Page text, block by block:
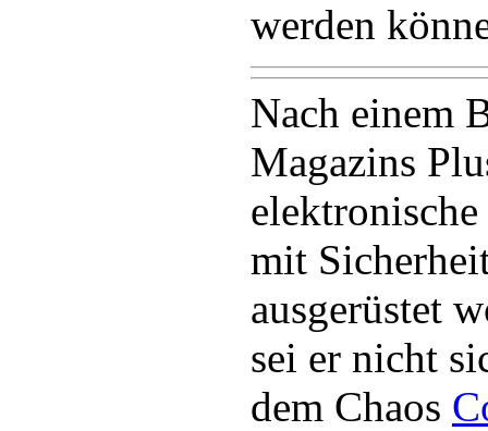
werden
Nach einem
Magazins
elektronische
mit
ausgerüstet
sei er nicht
dem Chaos